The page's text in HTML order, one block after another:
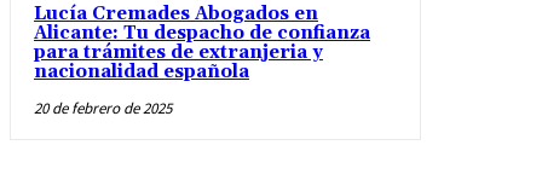
Lucía Cremades Abogados en
Alicante: Tu despacho de confianza
para trámites de extranjeria y
nacionalidad española
20 de febrero de 2025